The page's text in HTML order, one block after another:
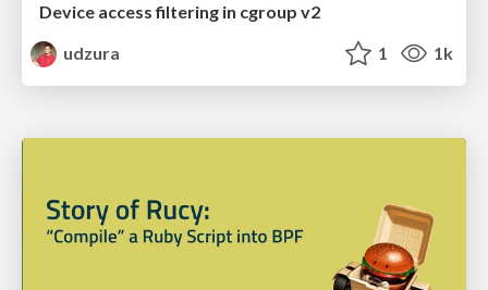
Device access filtering in cgroup v2
udzura
1 1k